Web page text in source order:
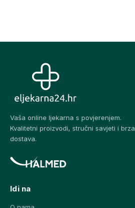
Vaša online ljekarna s povjerenjem.
Kvalitetni proizvodi, stručni savjeti i brza
dostava.
Idi na